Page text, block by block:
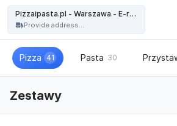
Pizzaipasta.pl - Warszawa - E-restauracja
Provide address...
Pizza 41 Pasta 30
Zestawy